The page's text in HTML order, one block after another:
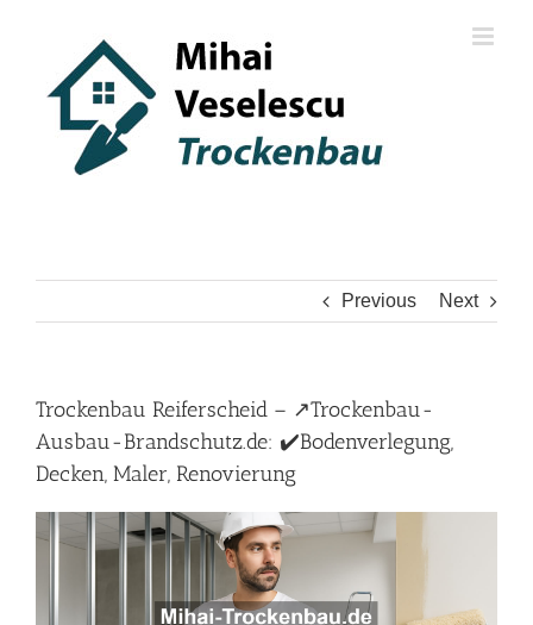
Previous Next
Trockenbau Reiferscheid – ↗️Trockenbau-
Ausbau-Brandschutz.de: ✔️Bodenverlegung,
Decken, Maler, Renovierung